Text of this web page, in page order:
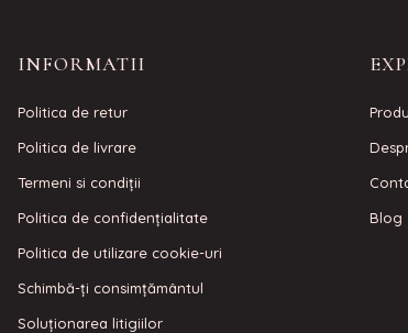
INFORMATII
Politica de retur
Politica de livrare
Termeni si condiţii
Politica de confidenţialitate
Politica de utilizare cookie-uri
Schimbă-ți consimțământul
Soluționarea litigiilor
Blog